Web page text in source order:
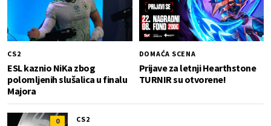
CS2
ESL kaznio NiKa zbog
polomljenih slušalica u finalu
Majora
DOMAĆA SCENA
Prijave za letnji Hearthstone
TURNIR su otvorene!
0 CS2